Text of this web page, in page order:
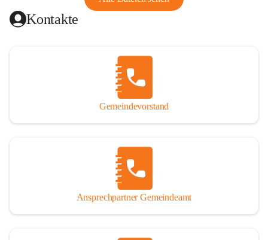
Kontakte
Gemeindevorstand
Ansprechpartner Gemeindeamt